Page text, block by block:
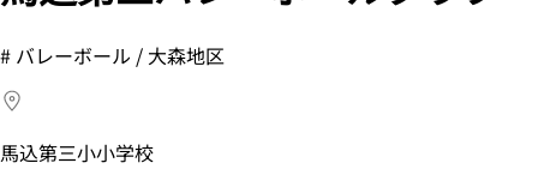
# バレーボール / 大森地区
馬込第三小小学校